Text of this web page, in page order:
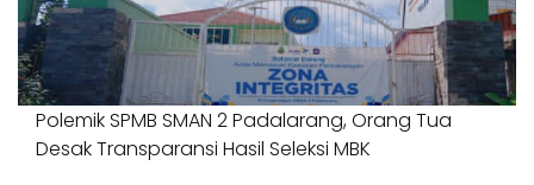
Polemik SPMB SMAN 2 Padalarang, Orang Tua
Desak Transparansi Hasil Seleksi MBK